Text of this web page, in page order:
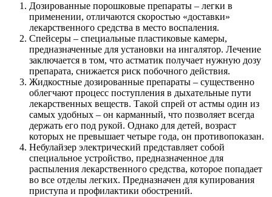
Дозированные порошковые препараты – легки в
применении, отличаются скоростью «доставки»
лекарственного средства в место воспаления.
Спейсеры – специальные пластиковые камеры,
предназначенные для установки на ингалятор. Лечение
заключается в том, что астматик получает нужную дозу
препарата, снижается риск побочного действия.
Жидкостные дозированные препараты – существенно
облегчают процесс поступления в дыхательные пути
лекарственных веществ. Такой спрей от астмы один из
самых удобных – он карманный, что позволяет всегда
держать его под рукой. Однако для детей, возраст
которых не превышает четыре года, он противопоказан.
Небулайзер электрический представляет собой
специальное устройство, предназначенное для
распыления лекарственного средства, которое попадает
во все отделы легких. Предназначен для купирования
приступа и профилактики обострений.